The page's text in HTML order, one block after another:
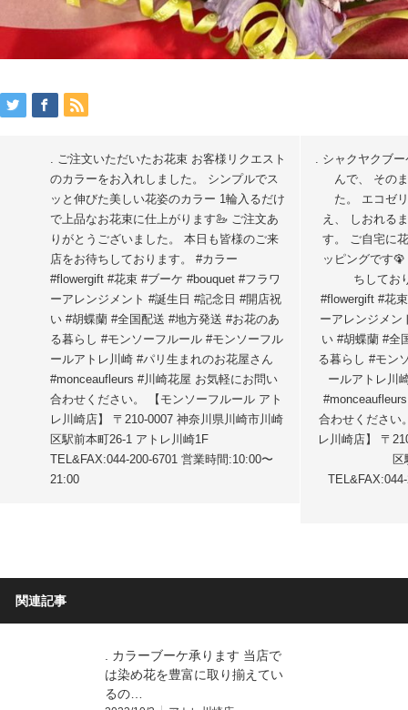
. ご注文いただいたお花束 お客様リクエスト
のカラーをお入れしました。 シンプルでス
ッと伸びた美しい花姿のカラー 1輪入るだけ
で上品なお花束に仕上がります🦢 ご注文あ
りがとうございました。 本日も皆様のご来
店をお待ちしております。 #カラー
#flowergift #花束 #ブーケ #bouquet #フラワ
ーアレンジメント #誕生日 #記念日 #開店祝
い #胡蝶蘭 #全国配送 #地方発送 #お花のあ
る暮らし #モンソーフルール #モンソーフル
ールアトレ川崎 #パリ生まれのお花屋さん
#monceaufleurs #川崎花屋 お気軽にお問い
合わせください。 【モンソーフルール アト
レ川崎店】 〒210-0007 神奈川県川崎市川崎
区駅前本町26-1 アトレ川崎1F
TEL&FAX:044-200-6701 営業時間:10:00〜
21:00
. シャクヤクブ
んで、 その
た。 エコゼ
え、 しおれる
す。 ご自宅に
ッピングです
ちしてお
#flowergift #花
ーアレンジメン
い #胡蝶蘭 #全
る暮らし #モン
ールアトレ川
合わせください
レ川崎店】 〒
区
関連記事
. カラーブーケ承ります 当店で
は染め花を豊富に取り揃えてい
るの…